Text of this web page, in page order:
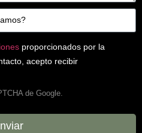
proporcionados por la
acepto recibir
de Google.